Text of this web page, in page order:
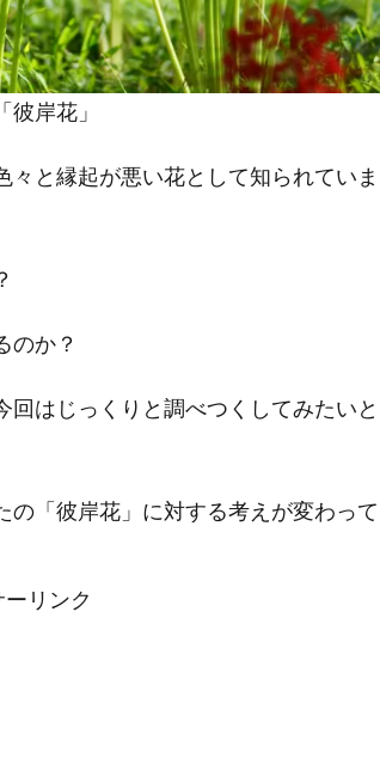
岸花」
々と縁起が悪い花として知られていま
のか？
はじっくりと調べつくしてみたいと
の「彼岸花」に対する考えが変わって
ーリンク